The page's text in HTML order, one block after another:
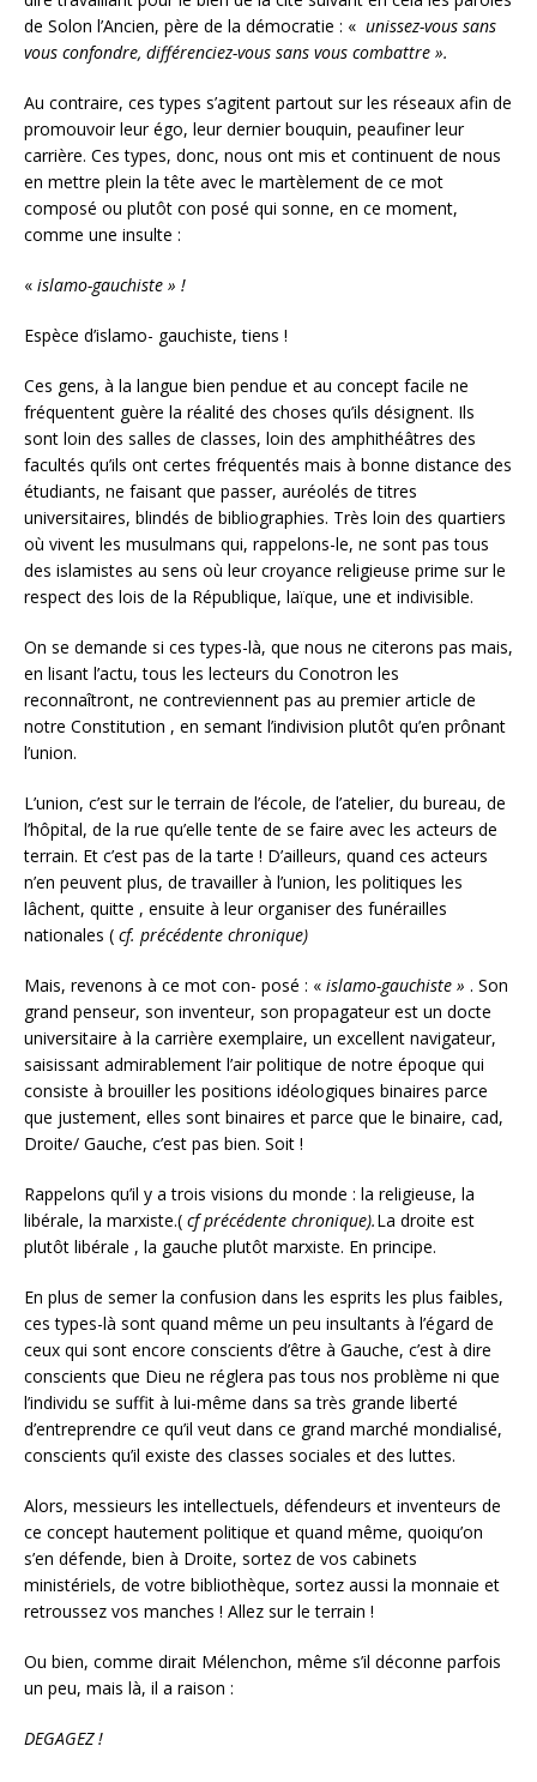
de Solon l’Ancien, père de la démocratie : « unissez-vous sans
vous confondre, différenciez-vous sans vous combattre ».
Au contraire, ces types s’agitent partout sur les réseaux afin de
promouvoir leur égo, leur dernier bouquin, peaufiner leur
carrière. Ces types, donc, nous ont mis et continuent de nous
en mettre plein la tête avec le martèlement de ce mot
composé ou plutôt con posé qui sonne, en ce moment,
comme une insulte :
« islamo-gauchiste » !
Espèce d’islamo- gauchiste, tiens !
Ces gens, à la langue bien pendue et au concept facile ne
fréquentent guère la réalité des choses qu’ils désignent. Ils
sont loin des salles de classes, loin des amphithéâtres des
facultés qu’ils ont certes fréquentés mais à bonne distance des
étudiants, ne faisant que passer, auréolés de titres
universitaires, blindés de bibliographies. Très loin des quartiers
où vivent les musulmans qui, rappelons-le, ne sont pas tous
des islamistes au sens où leur croyance religieuse prime sur le
respect des lois de la République, laïque, une et indivisible.
On se demande si ces types-là, que nous ne citerons pas mais,
en lisant l’actu, tous les lecteurs du Conotron les
reconnaîtront, ne contreviennent pas au premier article de
notre Constitution , en semant l’indivision plutôt qu’en prônant
l’union.
L’union, c’est sur le terrain de l’école, de l’atelier, du bureau, de
l’hôpital, de la rue qu’elle tente de se faire avec les acteurs de
terrain. Et c’est pas de la tarte ! D’ailleurs, quand ces acteurs
n’en peuvent plus, de travailler à l’union, les politiques les
lâchent, quitte , ensuite à leur organiser des funérailles
nationales ( cf. précédente chronique)
Mais, revenons à ce mot con- posé : « islamo-gauchiste » . Son
grand penseur, son inventeur, son propagateur est un docte
universitaire à la carrière exemplaire, un excellent navigateur,
saisissant admirablement l’air politique de notre époque qui
consiste à brouiller les positions idéologiques binaires parce
que justement, elles sont binaires et parce que le binaire, cad,
Droite/ Gauche, c’est pas bien. Soit !
Rappelons qu’il y a trois visions du monde : la religieuse, la
libérale, la marxiste.( cf précédente chronique).La droite est
plutôt libérale , la gauche plutôt marxiste. En principe.
En plus de semer la confusion dans les esprits les plus faibles,
ces types-là sont quand même un peu insultants à l’égard de
ceux qui sont encore conscients d’être à Gauche, c’est à dire
conscients que Dieu ne réglera pas tous nos problème ni que
l’individu se suffit à lui-même dans sa très grande liberté
d’entreprendre ce qu’il veut dans ce grand marché mondialisé,
conscients qu’il existe des classes sociales et des luttes.
Alors, messieurs les intellectuels, défendeurs et inventeurs de
ce concept hautement politique et quand même, quoiqu’on
s’en défende, bien à Droite, sortez de vos cabinets
ministériels, de votre bibliothèque, sortez aussi la monnaie et
retroussez vos manches ! Allez sur le terrain !
Ou bien, comme dirait Mélenchon, même s’il déconne parfois
un peu, mais là, il a raison :
DEGAGEZ !